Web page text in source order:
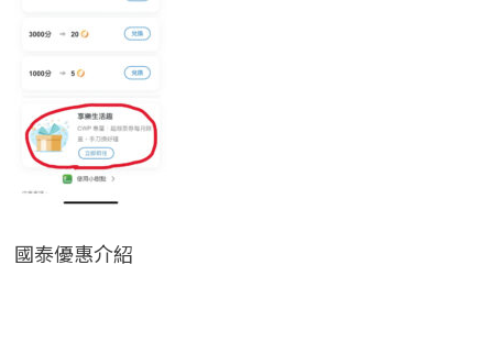
國泰優惠介紹